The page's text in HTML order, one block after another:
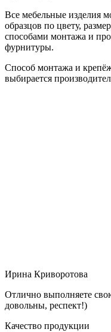
Все мебельные изделия
образцов по цвету,
способами монтажа и
фурнитуры.
Способ монтажа и
выбирается
Ирина Криворотова
Отлично выполняете
довольны, респект!)
Качество продукции